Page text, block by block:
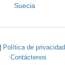
Suecia
Política de privacidad
Contáctenos